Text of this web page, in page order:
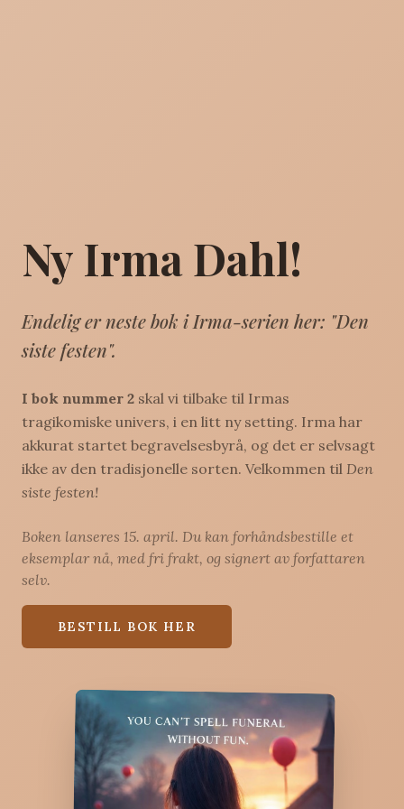
Ny Irma Dahl!
Endelig er neste bok i Irma-serien her: "Den
siste festen".
I bok nummer 2 skal vi tilbake til Irmas
tragikomiske univers, i en litt ny setting. Irma har
akkurat startet begravelsesbyrå, og det er selvsagt
ikke av den tradisjonelle sorten. Velkommen til Den
siste festen!
Boken lanseres 15. april. Du kan forhåndsbestille et
eksemplar nå, med fri frakt, og signert av forfattaren
selv.
BESTILL BOK HER